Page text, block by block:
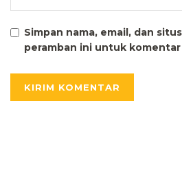
Simpan nama, email, dan
peramban ini untuk